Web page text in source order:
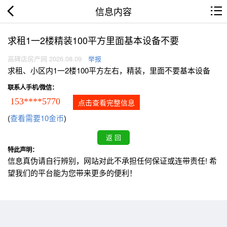
信息内容
求租1一2楼精装100平方里面基本设备不要
高碑店房产网 2026.08.09 举报
求租、小区内1一2楼100平方左右，精装，里面不要基本设备
联系人手机/微信：
153****5770 点击查看完整信息
(查看需要10金币)
特此声明：
信息真伪请自行辨别，网站对此不承担任何保证或连带责任! 希
望我们的平台能为您带来更多的便利！